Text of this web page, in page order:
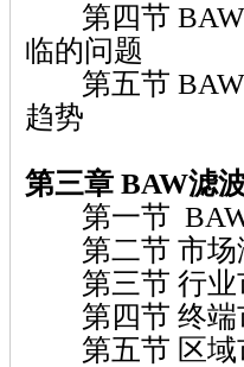
第四节 BAW
临的问题
第五节 BAW
趋势
第三章 BAW滤
第一节 BAW
第二节 市场
第三节 行业
第四节 终端
第五节 区域